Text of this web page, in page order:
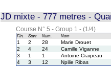
JD mixte - 777 metres -
Course N° 5 - Group 1 - (1/4)
Fin. Start Num. Nom
1 2 28
Marie Drouet
2
4 24
Camille Viganne
3
1 1
Antoine Craipeau
4
3 12 Npilie Ribas